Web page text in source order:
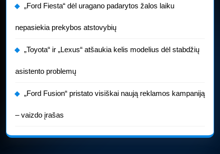
„Ford Fiesta“ dėl uragano padarytos žalos laiku
nepasiekia prekybos atstovybių
„Toyota“ ir „Lexus“ atšaukia kelis modelius dėl stabdžių
asistento problemų
„Ford Fusion“ pristato visiškai naują reklamos kampaniją
– vaizdo įrašas